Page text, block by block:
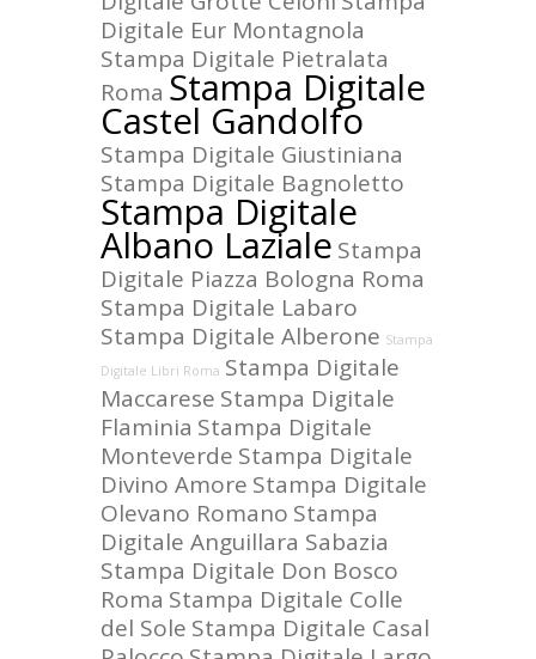
Digitale Eur Montagnola
Stampa Digitale Pietralata
Roma Stampa Digitale
Castel Gandolfo
Stampa Digitale Giustiniana
Stampa Digitale Bagnoletto
Stampa Digitale
Albano Laziale Stampa
Digitale Piazza Bologna Roma
Stampa Digitale Labaro
Stampa Digitale Alberone Stampa
Digitale Libri Roma Stampa Digitale
Maccarese Stampa Digitale
Flaminia Stampa Digitale
Monteverde Stampa Digitale
Divino Amore Stampa Digitale
Olevano Romano Stampa
Digitale Anguillara Sabazia
Stampa Digitale Don Bosco
Roma Stampa Digitale Colle
del Sole Stampa Digitale Casal